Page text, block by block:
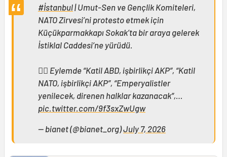
#İstanbul| Umut-Sen ve Gençlik Komiteleri,
NATO Zirvesi’ni protesto etmek için
Küçükparmakkapı Sokak’ta bir araya gelerek
İstiklal Caddesi’ne yürüdü.
👉🏻 Eylemde “Katil ABD, işbirlikçi AKP”, “Katil
NATO, işbirlikçi AKP”, “Emperyalistler
yenilecek, direnen halklar kazanacak”,…
pic.twitter.com/9f3sxZwUgw
— bianet (@bianet_org)July 7, 2026